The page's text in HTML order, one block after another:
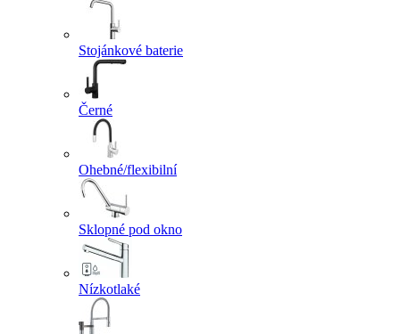
Stojánkové baterie
Černé
Ohebné/flexibilní
Sklopné pod okno
Nízkotlaké